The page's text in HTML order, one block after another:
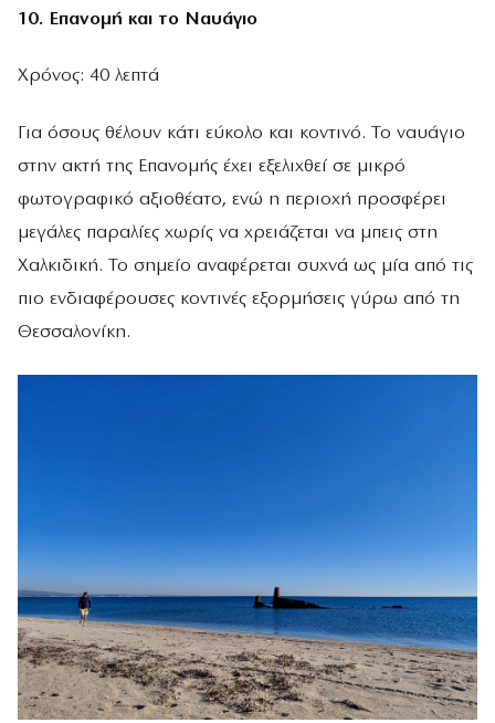
10. Επανομή και το Ναυάγιο
Χρόνος: 40 λεπτά
Για όσους θέλουν κάτι εύκολο και κοντινό. Το ναυάγιο
στην ακτή της Επανομής έχει εξελιχθεί σε μικρό
φωτογραφικό αξιοθέατο, ενώ η περιοχή προσφέρει
μεγάλες παραλίες χωρίς να χρειάζεται να μπεις στη
Χαλκιδική. Το σημείο αναφέρεται συχνά ως μία από τις
πιο ενδιαφέρουσες κοντινές εξορμήσεις γύρω από τη
Θεσσαλονίκη.